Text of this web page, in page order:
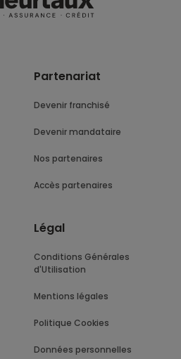
Partenariat
Devenir franchisé
Devenir mandataire
Nos partenaires
Accès partenaires
Légal
Conditions Générales
d'Utilisation
Mentions légales
Politique Cookies
Données personnelles